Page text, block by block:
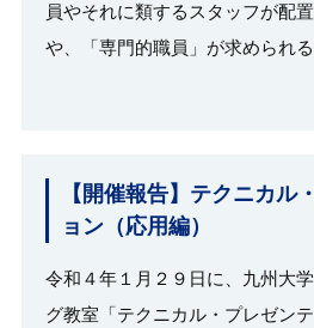
員やそれに類するスタッフが配
や、「専門的職員」が求められ
【開催報告】テクニカル
ョン（応用編）
令和４年１月２９日に、九州大
グ教室「テクニカル・プレゼン